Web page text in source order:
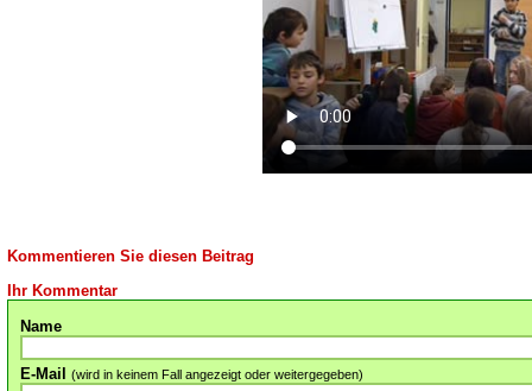
Kommentieren Sie diesen Beitrag
Ihr Kommentar
Name
E-Mail (wird in keinem Fall angezeigt oder weitergegeben)